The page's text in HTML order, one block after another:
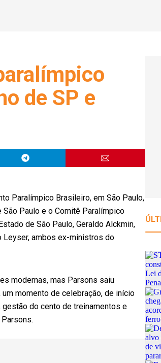
de SP e
Paralímpico Brasileiro, em São Paulo,
Paulo e o Comitê Paralímpico
de São Paulo, Geraldo Alckmin,
Leyser, ambos ex-ministros do
modernas, mas Parsons saiu
momento de celebração, de início
do cento de treinamentos e